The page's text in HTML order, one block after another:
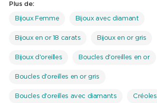
Plus de:
Bijoux Femme Bijoux avec diamant
Bijoux en or 18 carats Bijoux en or gris
Bijoux d'oreilles Boucles d'oreilles en or
Boucles d'oreilles en or gris
Boucles d'oreilles avec diamants Créoles